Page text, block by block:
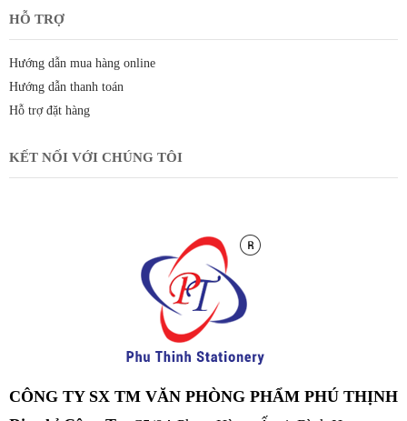
HỖ TRỢ
Hướng dẫn mua hàng online
Hướng dẫn thanh toán
Hỗ trợ đặt hàng
KẾT NỐI VỚI CHÚNG TÔI
CÔNG TY SX TM VĂN PHÒNG PHẨM PHÚ THỊNH